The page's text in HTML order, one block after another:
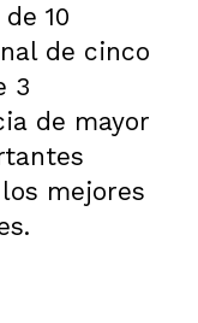
10
de cinco
3
de mayor
mejores